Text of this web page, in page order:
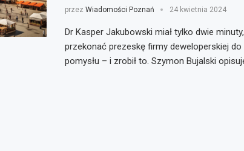
przez Wiadomości Poznań 24 kwietnia 2024
Dr Kasper Jakubowski miał tylko dwie
przekonać prezeskę firmy deweloperskiej
pomysłu – i zrobił to. Szymon Bujalski